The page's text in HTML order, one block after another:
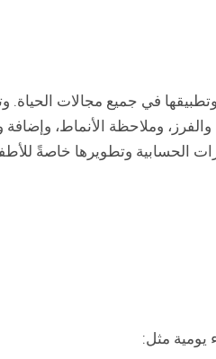
في جميع مجالات الحياة.
وملاحظة الأنماط، وإضافة
الحسابية وتطويرها خاصةً
يومية مثل: